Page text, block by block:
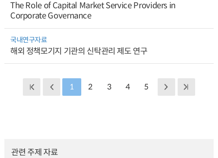
The Role of Capital Market Service Providers in
Corporate Governance
국내연구자료
해외 정책모기지 기관의 신탁관리 제도 연구
1 2 3 4 5
관련 주제 자료